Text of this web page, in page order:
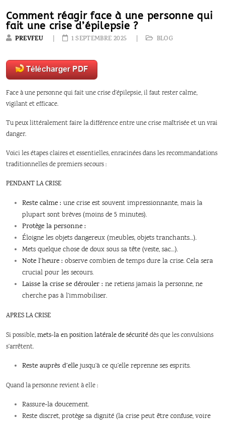
Comment réagir face à une personne qui
fait une crise d’épilepsie ?
PREVFEU BLOG
1 SEPTEMBRE 2025
Face à une personne qui fait une crise d’épilepsie, il faut rester calme,
vigilant et efficace.
Tu peux littéralement faire la différence entre une crise maîtrisée et un vrai
danger.
Voici les étapes claires et essentielles, enracinées dans les recommandations
traditionnelles de premiers secours :
PENDANT LA CRISE
Reste calme : une crise est souvent impressionnante, mais la
plupart sont brèves (moins de 5 minutes).
Protège la personne :
Éloigne les objets dangereux (meubles, objets tranchants…).
Mets quelque chose de doux sous sa tête (veste, sac…).
Note l’heure : observe combien de temps dure la crise. Cela sera
crucial pour les secours.
Laisse la crise se dérouler : ne retiens jamais la personne, ne
cherche pas à l’immobiliser.
APRES LA CRISE
Si possible,mets-la en position latérale de sécuritédès que les convulsions
s’arrêtent.
Reste auprès d’ellejusqu’à ce qu’elle reprenne ses esprits.
Quand la personne revient à elle :
Rassure-la doucement.
Reste discret, protège sa dignité (la crise peut être confuse, voire